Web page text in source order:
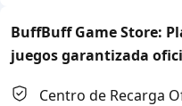
BuffBuff Game Store:
juegos garantizada
Centro de Recarga